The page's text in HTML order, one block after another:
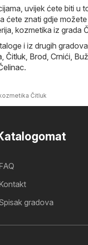
uvijek ćete biti u
ćete znati gdje
kozmetika iz grada
i iz drugih
Čitluk Brod Crnići
.
Čitluk
gradova